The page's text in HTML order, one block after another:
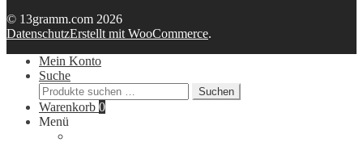
© 13gramm.com 2026
DatenschutzErstellt mit WooCommerce.
Mein Konto
Suche
Suchen
nach:
Suchen
Warenkorb 0
Menü